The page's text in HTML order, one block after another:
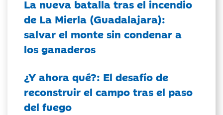
La nueva batalla tras el incendio
de La Mierla (Guadalajara):
salvar el monte sin condenar a
los ganaderos
¿Y ahora qué?: El desafío de
reconstruir el campo tras el paso
del fuego